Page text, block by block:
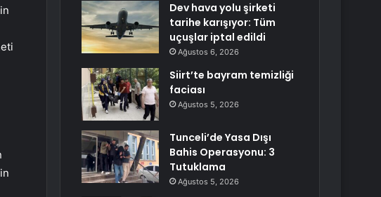
Dev hava yolu şirketi
tarihe karışıyor: Tüm
uçuşlar iptal edildi
Ağustos 6, 2026
Siirt’te bayram temizliği
faciası
Ağustos 5, 2026
Tunceli’de Yasa Dışı
Bahis Operasyonu: 3
Tutuklama
Ağustos 5, 2026